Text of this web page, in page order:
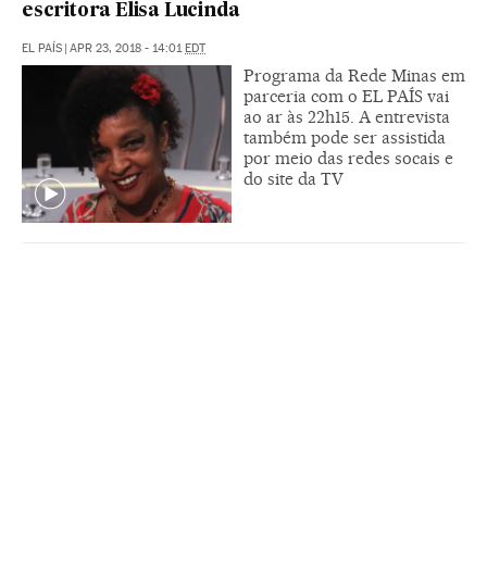
escritora Elisa Lucinda
EL PAÍS | APR 23, 2018 - 14:01EDT
Programa da Rede Minas em
parceria com o EL PAÍS vai
ao ar às 22h15. A entrevista
também pode ser assistida
por meio das redes socais e
do site da TV